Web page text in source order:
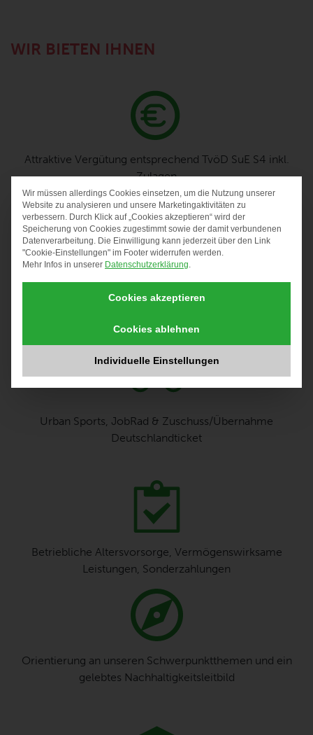
WIR BIETEN IHNEN
Attraktive Vergütung entsprechend TvöD SuE S4 inkl.
Zulagen
Gesundheitstag, 24. und 31.12. frei
Urban Sports, JobRad & Zuschuss/Übernahme
Deutschlandticket
Betriebliche Altersvorsorge, Vermögenswirksame
Leistungen, Sonderzahlungen
Orientierung an unseren Schwerpunktthemen und ein
gelebtes Nachhaltigkeitsleitbild
DATENSCHUTZ-
Wir müssen allerdings Cookies einsetzen, um die Nutzung unserer
Website zu analysieren und unsere Marketingaktivitäten zu
verbessern. Durch Klick auf „Cookies akzeptieren“ wird der
Speicherung von Cookies zugestimmt sowie der damit verbundenen
Datenverarbeitung. Die Einwilligung kann jederzeit über den Link
"Cookie-Einstellungen" im Footer widerrufen werden.
Mehr Infos in unserer Datenschutzerklärung
Cookies akzeptieren
Cookies ablehnen
Individuelle Einstellungen